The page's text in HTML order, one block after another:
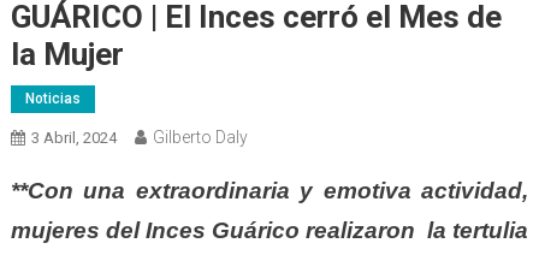
GUÁRICO | El Inces cerró el Mes de
la Mujer
Noticias
3 Abril, 2024 Gilberto Daly
**Con una extraordinaria y emotiva actividad,
mujeres del Inces Guárico realizaron la tertulia